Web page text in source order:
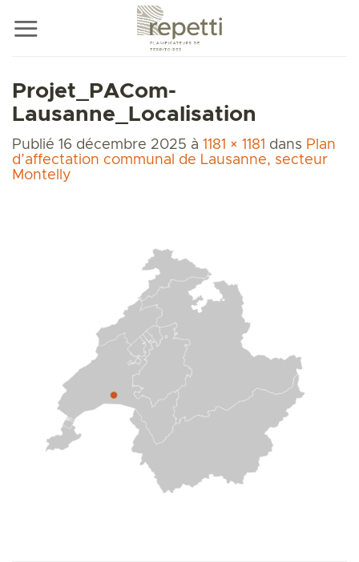
au
contenu
Projet_PACom-
Lausanne_Localisation
Publié 16 décembre 2025 à 1181 × 1181 dans Plan
d’affectation communal de Lausanne, secteur
Montelly